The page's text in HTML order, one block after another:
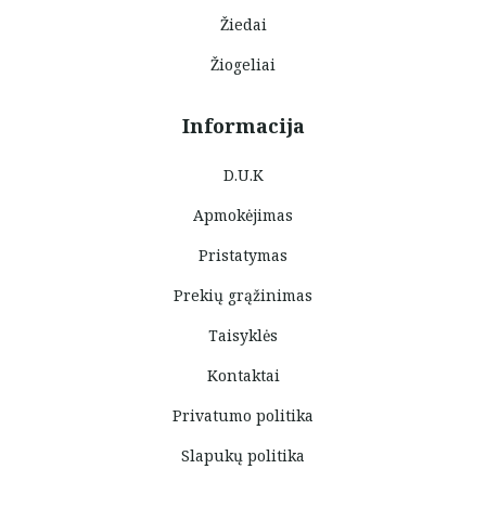
Žiedai
Žiogeliai
Informacija
D.U.K
Apmokėjimas
Pristatymas
Prekių grąžinimas
Taisyklės
Kontaktai
Privatumo politika
Slapukų politika